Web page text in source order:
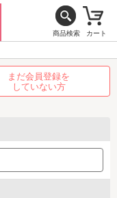
商品検索 カート
まだ会員登録を
していない方